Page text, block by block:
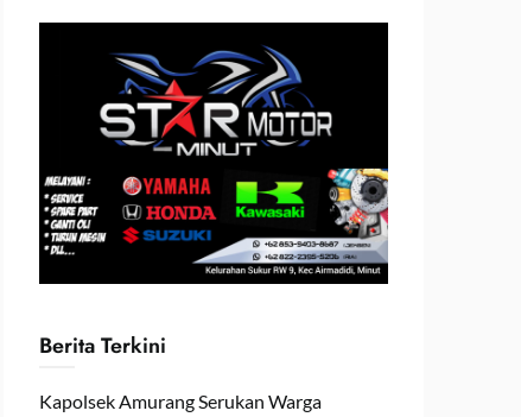
Berita Terkini
Kapolsek Amurang Serukan Warga